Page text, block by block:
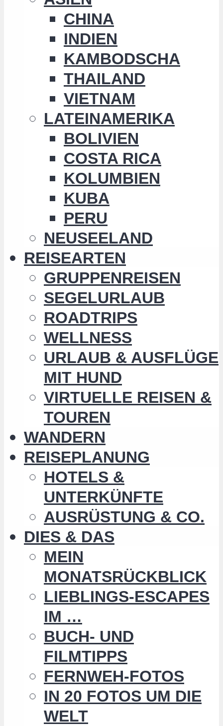
CHINA
INDIEN
KAMBODSCHA
THAILAND
VIETNAM
LATEINAMERIKA
BOLIVIEN
COSTA RICA
KOLUMBIEN
KUBA
PERU
NEUSEELAND
REISEARTEN
GRUPPENREISEN
SEGELURLAUB
ROADTRIPS
WELLNESS
URLAUB & AUSFLÜGE
MIT HUND
VIRTUELLE REISEN &
TOUREN
WANDERN
REISEPLANUNG
HOTELS &
UNTERKÜNFTE
AUSRÜSTUNG & CO.
DIES & DAS
MEIN
MONATSRÜCKBLICK
LIEBLINGS-ESCAPES
IM …
BUCH- UND
FILMTIPPS
FERNWEH-FOTOS
IN 20 FOTOS UM DIE
WELT